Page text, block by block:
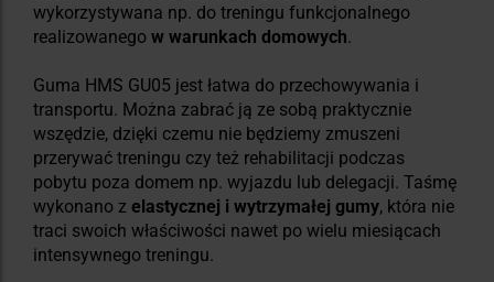
wykorzystywana np. do treningu funkcjonalnego
realizowanego w warunkach domowych.
Guma HMS GU05 jest łatwa do przechowywania i
transportu. Można zabrać ją ze sobą praktycznie
wszędzie, dzięki czemu nie będziemy zmuszeni
przerywać treningu czy też rehabilitacji podczas
pobytu poza domem np. wyjazdu lub delegacji. Taśmę
wykonano z elastycznej i wytrzymałej gumy, która nie
traci swoich właściwości nawet po wielu miesiącach
intensywnego treningu.